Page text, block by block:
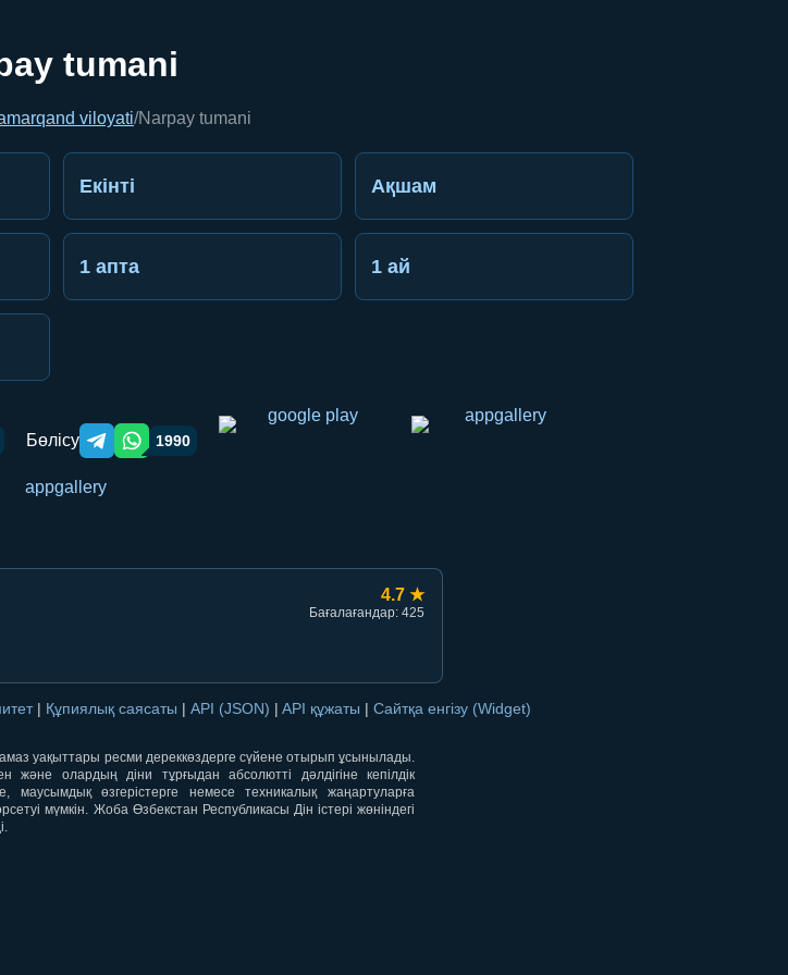
tumani
viloyati/Narpay tumani
Екінті Ақшам
1 апта 1 ай
Бөлісу Telegram orqali ulashish
WhatsApp orqali ulashish
1990
4.7 ★
Бағалағандар: 425
| Құпиялық саясаты | API (JSON) | API құжаты | Сайтқа енгізу (Widget)
уақыттары ресми дереккөздерге сүйене отырып ұсынылады.
және олардың діни тұрғыдан абсолютті дәлдігіне кепілдік
маусымдық өзгерістерге немесе техникалық жаңартуларға
мүмкін. Жоба Өзбекстан Республикасы Дін істері жөніндегі